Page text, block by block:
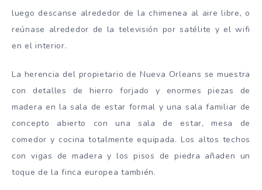
luego descanse alrededor de la chimenea al aire libre, o
reúnase alrededor de la televisión por satélite y el wifi
en el interior.
La herencia del propietario de Nueva Orleans se muestra
con detalles de hierro forjado y enormes piezas de
madera en la sala de estar formal y una sala familiar de
concepto abierto con una sala de estar, mesa de
comedor y cocina totalmente equipada. Los altos techos
con vigas de madera y los pisos de piedra añaden un
toque de la finca europea también.